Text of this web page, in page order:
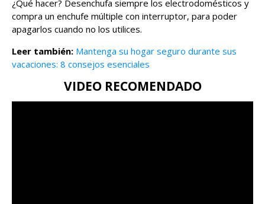
¿Qué hacer? Desenchufa siempre los electrodomésticos y
compra un enchufe múltiple con interruptor, para poder
apagarlos cuando no los utilices.
Leer también: Mantenga su hogar seguro durante sus
vacaciones: 8 consejos esenciales
VIDEO RECOMENDADO